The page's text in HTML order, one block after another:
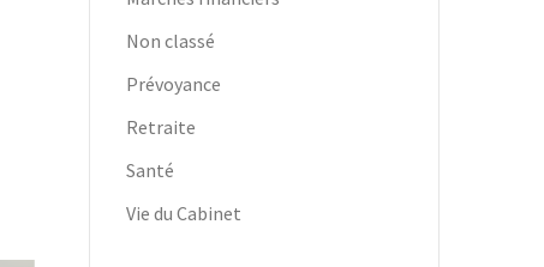
Non classé
Prévoyance
Retraite
Santé
Vie du Cabinet